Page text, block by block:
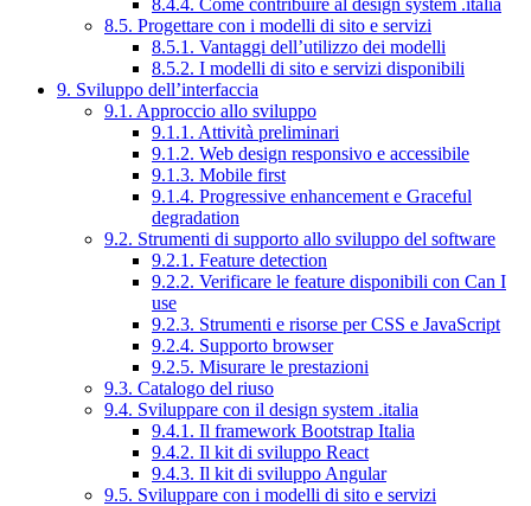
8.4.4. Come contribuire al design system .italia
8.5. Progettare con i modelli di sito e servizi
8.5.1. Vantaggi dell’utilizzo dei modelli
8.5.2. I modelli di sito e servizi disponibili
9. Sviluppo dell’interfaccia
9.1. Approccio allo sviluppo
9.1.1. Attività preliminari
9.1.2. Web design responsivo e accessibile
9.1.3. Mobile first
9.1.4. Progressive enhancement e Graceful
degradation
9.2. Strumenti di supporto allo sviluppo del software
9.2.1. Feature detection
9.2.2. Verificare le feature disponibili con Can I
use
9.2.3. Strumenti e risorse per CSS e JavaScript
9.2.4. Supporto browser
9.2.5. Misurare le prestazioni
9.3. Catalogo del riuso
9.4. Sviluppare con il design system .italia
9.4.1. Il framework Bootstrap Italia
9.4.2. Il kit di sviluppo React
9.4.3. Il kit di sviluppo Angular
9.5. Sviluppare con i modelli di sito e servizi